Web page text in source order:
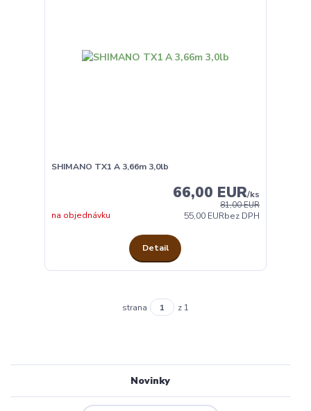
SHIMANO TX1 A 3,66m 3,0lb
81,00 EUR
66,00 EUR/ks
55,00 EURbez DPH
na objednávku
Detail
strana z 1
Novinky